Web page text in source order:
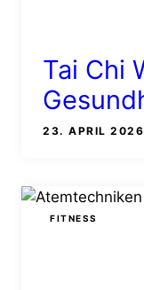
Tai Chi
23. APRIL 2026
FITNESS